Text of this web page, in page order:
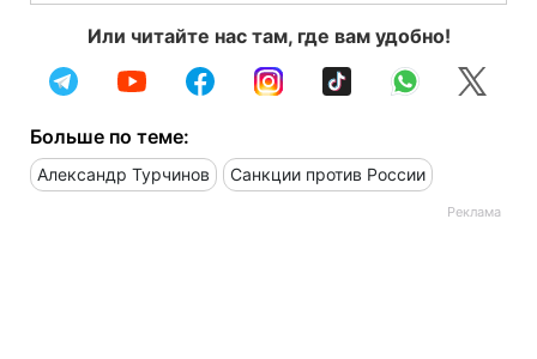
Или читайте нас там, где вам удобно!
Больше по теме:
Александр Турчинов Санкции против России